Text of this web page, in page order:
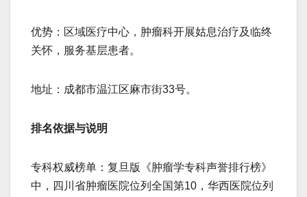
​​优势​​：区域医疗中心，肿瘤科开展姑息治疗及临终
关怀，服务基层患者。
​​地址​​：成都市温江区麻市街33号。
​​排名依据与说明​​
​​专科权威榜单​​：复旦版《肿瘤学专科声誉排行榜》
中，四川省肿瘤医院位列全国第10，华西医院位列